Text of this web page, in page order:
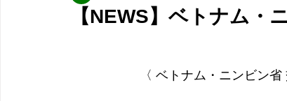
【NEWS】ベトナム・
〈 ベトナム・ニンビン